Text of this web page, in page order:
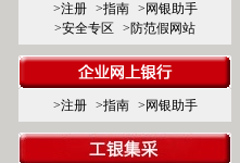
>注册 >指南
>网银助手
>安全专区
>防范假网站
>注册 >指南 >网银助手